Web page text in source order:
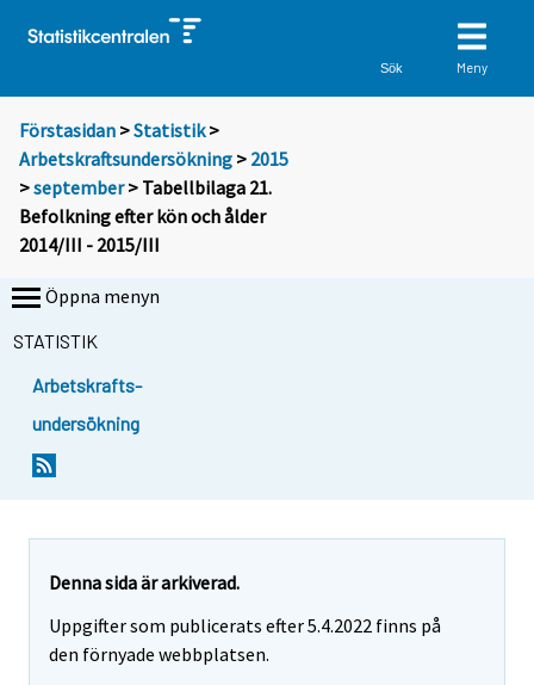
Sök Meny
Förstasidan >Statistik >
Arbetskraftsundersökning > 2015
>september> Tabellbilaga 21.
Befolkning efter kön och ålder
2014/III - 2015/III
Öppna menyn
STATISTIK
Arbetskrafts-
undersökning
Denna sida är arkiverad.
Uppgifter som publicerats efter 5.4.2022 finns på
den förnyade webbplatsen.